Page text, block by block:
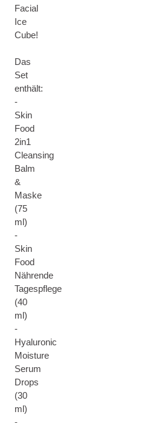
Facial
Ice
Cube!
Das
Set
enthält:
-
Skin
Food
2in1
Cleansing
Balm
&
Maske
(75
ml)
-
Skin
Food
Nährende
Tagespflege
(40
ml)
-
Hyaluronic
Moisture
Serum
Drops
(30
ml)